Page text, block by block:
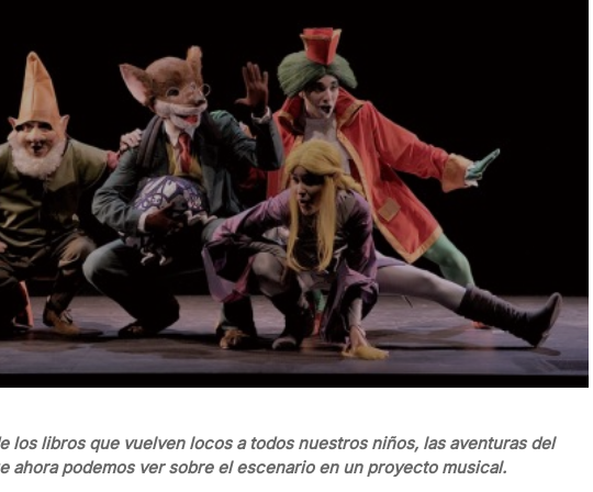
los libros que vuelven locos a todos nuestros niños, las aventuras del
ahora podemos ver sobre el escenario en un proyecto musical.